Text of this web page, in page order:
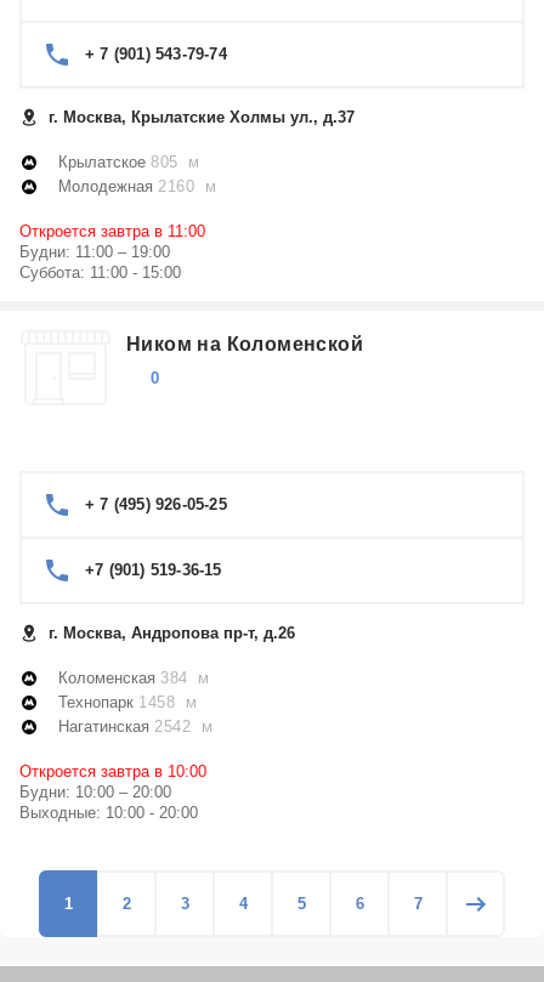
+ 7 (901) 543-79-74
г. Москва, Крылатские Холмы ул., д.37
Крылатское 805 м
Молодежная 2160 м
Откроется завтра в 11:00
Будни: 11:00 – 19:00
Суббота: 11:00 - 15:00
Ником на Коломенской
0
+ 7 (495) 926-05-25
+7 (901) 519-36-15
г. Москва, Андропова пр-т, д.26
Коломенская 384 м
Технопарк 1458 м
Нагатинская 2542 м
Откроется завтра в 10:00
Будни: 10:00 – 20:00
Выходные: 10:00 - 20:00
1 2 3 4 5 6 7